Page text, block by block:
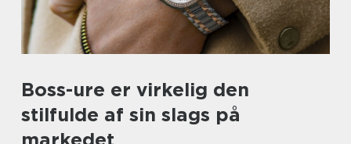
Boss-ure er virkelig den
stilfulde af sin slags på